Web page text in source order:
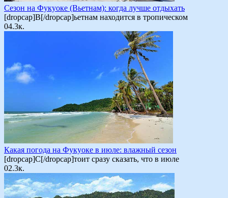
Сезон на Фукуоке (Вьетнам): когда лучше отдыхать
[dropcap]В[/dropcap]ьетнам находится в тропическом
04.3к.
Какая погода на Фукуоке в июле: влажный сезон
[dropcap]С[/dropcap]тоит сразу сказать, что в июле
02.3к.